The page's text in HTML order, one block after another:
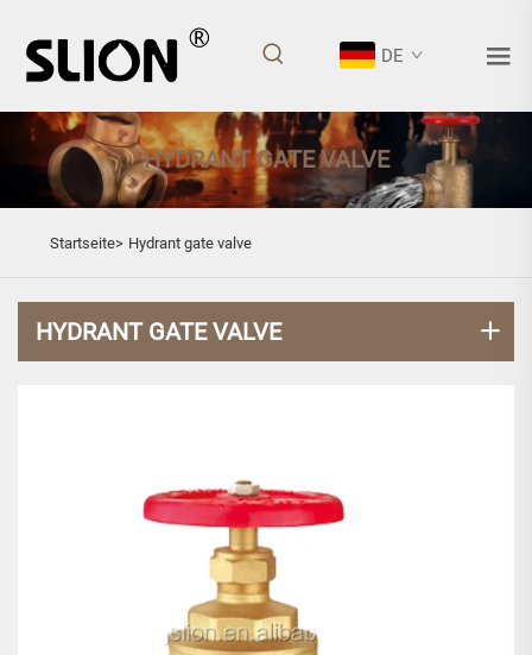
DE
HYDRANT GATE VALVE
Startseite> Hydrant gate valve
HYDRANT GATE VALVE